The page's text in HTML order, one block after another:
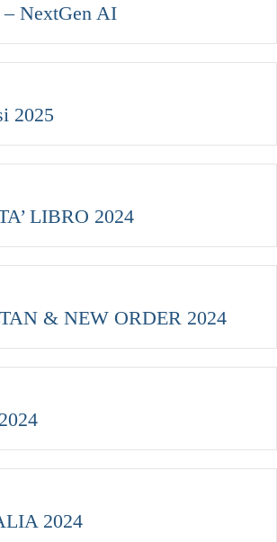
– NextGen AI
2025
LIBRO 2024
& NEW ORDER 2024
2024